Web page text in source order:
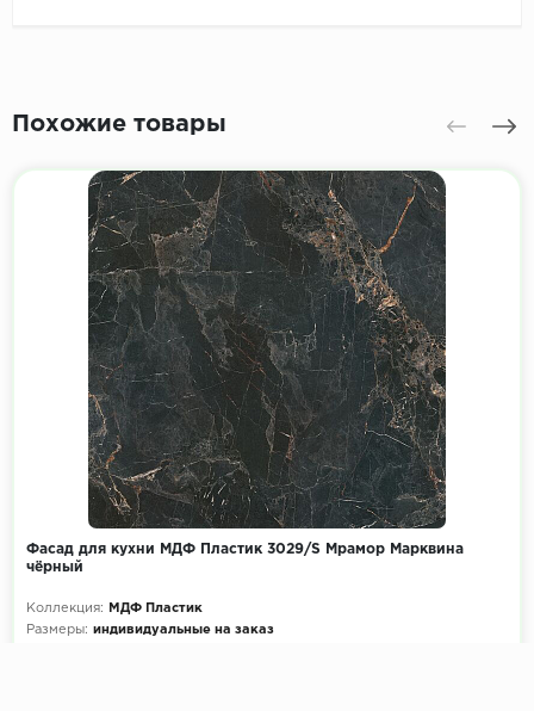
Похожие товары
Фасад для кухни МДФ Пластик 3029/S Мрамор Марквина
чёрный
Коллекция:
МДФ Пластик
Размеры: индивидуальные на заказ